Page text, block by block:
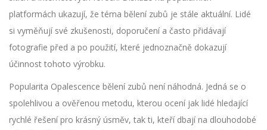
platformách ukazují, že téma bělení zubů je stále aktuální. Lidé
si vyměňují své zkušenosti, doporučení a často přidávají
fotografie před a po použití, které jednoznačně dokazují
účinnost tohoto výrobku.
Popularita Opalescence bělení zubů není náhodná. Jedná se o
spolehlivou a ověřenou metodu, kterou ocení jak lidé hledající
rychlé řešení pro krásný úsměv, tak ti, kteří dbají na dlouhodobé